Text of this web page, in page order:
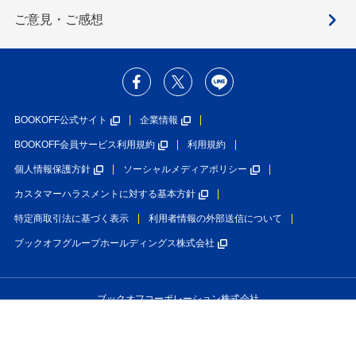
ご意見・ご感想
BOOKOFF公式サイト 企業情報
BOOKOFF会員サービス利用規約 利用規約
個人情報保護方針 ソーシャルメディアポリシー
カスタマーハラスメントに対する基本方針
特定商取引法に基づく表示 利用者情報の外部送信について
ブックオフグループホールディングス株式会社
ブックオフコーポレーション株式会社